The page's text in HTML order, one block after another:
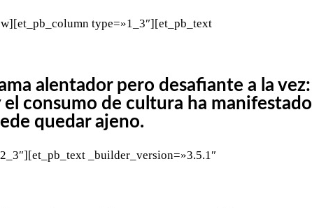
type=»1_3″][et_pb_text
alentador pero desafiante a la vez:
consumo de cultura ha manifestado
quedar ajeno.
_builder_version=»3.5.1″